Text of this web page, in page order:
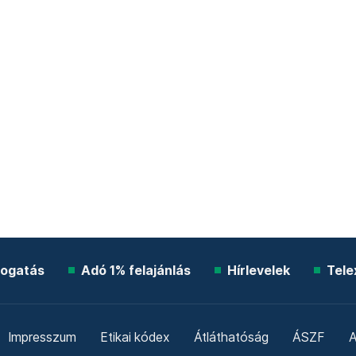
Adó 1% felajánlás Hírlevelek
Impresszum Etikai kódex Átláthatóság ÁSZF